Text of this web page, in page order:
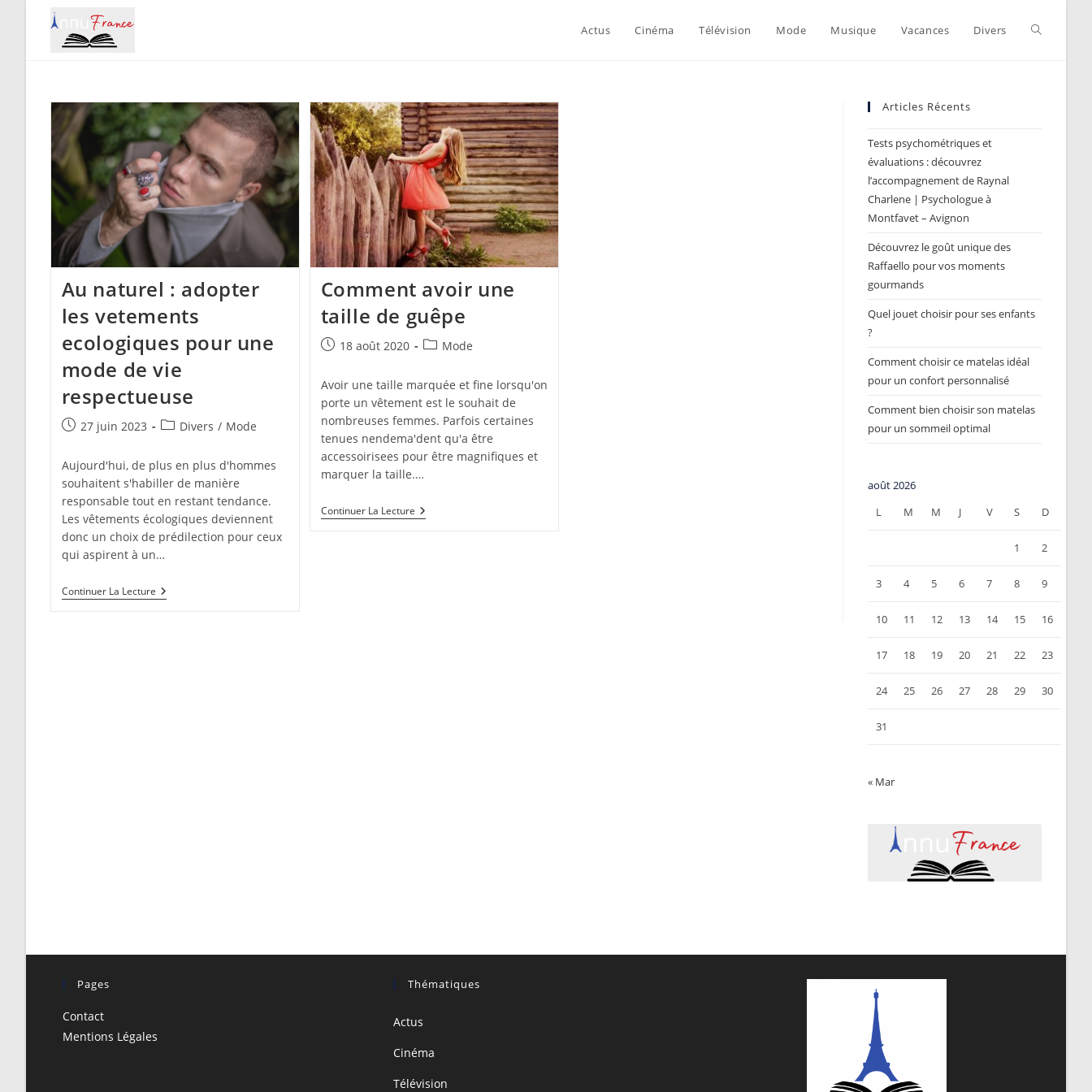
Actus Cinéma Télévision Mode Musique Vacances Divers Toggle
Au naturel : adopter
les vetements
ecologiques pour une
mode de vie
respectueuse
Publication
27 juin 2023
PostDivers / Mode
Aujourd'hui, de plus en plus d'hommes
souhaitent s'habiller de manière
responsable tout en restant tendance.
Les vêtements écologiques deviennent
donc un choix de prédilection pour ceux
qui aspirent à un…
Continuer La LectureAu
Naturel
Comment avoir une
taille de guêpe
Publication
18 août 2020
PostMode
Avoir une taille marquée et fine lorsqu'on
porte un vêtement est le souhait de
nombreuses femmes. Parfois certaines
tenues nendema'dent qu'a être
accessoirisees pour être magnifiques et
marquer la taille.…
Continuer La LectureComment
Avoir
Articles Récents
Tests psychométriques et
évaluations : découvrez
l’accompagnement de Raynal
Charlene | Psychologue à
Montfavet – Avignon
Découvrez le goût unique des
Raffaello pour vos moments
gourmands
Quel jouet choisir pour ses enfants
?
Comment choisir ce matelas idéal
pour un confort personnalisé
Comment bien choisir son matelas
pour un sommeil optimal
août 2026
L
M M J V S D
1 2
3 4 5 6 7 8 9
10 11 12 13 14 15 16
17 18 19 20 21 22 23
24 25 26 27 28 29 30
31
« Mar
Pages
Contact
Mentions Légales
Thématiques
Actus
Cinéma
Télévision